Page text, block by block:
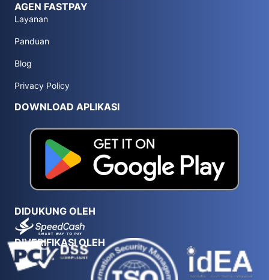
AGEN FASTPAY
Layanan
Panduan
Blog
Privacy Policy
DOWNLOAD APLIKASI
DIDUKUNG OLEH
DIVERIFIKASI OLEH